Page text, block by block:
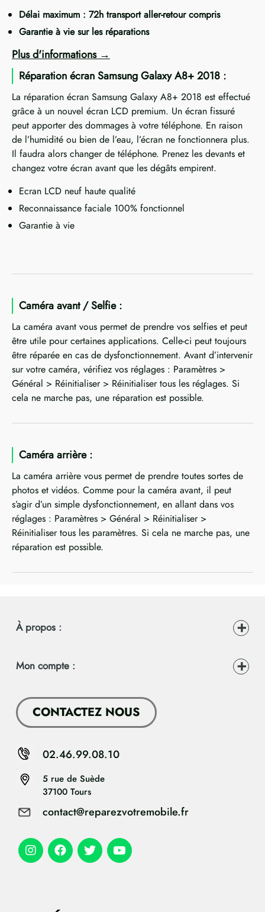
Délai maximum : 72h transport aller-retour compris
Garantie à vie sur les réparations
Plus d'informations
Réparation écran Samsung Galaxy A8+ 2018 :
La réparation écran Samsung Galaxy A8+ 2018 est effectué
grâce à un nouvel écran LCD premium. Un écran fissuré
peut apporter des dommages à votre téléphone. En raison
de l’humidité ou bien de l’eau, l’écran ne fonctionnera plus.
Il faudra alors changer de téléphone. Prenez les devants et
changez votre écran avant que les dégâts empirent.
Ecran LCD neuf haute qualité
Reconnaissance faciale 100% fonctionnel
Garantie à vie
Caméra avant / Selfie :
La caméra avant vous permet de prendre vos selfies et peut
être utile pour certaines applications. Celle-ci peut toujours
être réparée en cas de dysfonctionnement. Avant d’intervenir
sur votre caméra, vérifiez vos réglages : Paramètres >
Général > Réinitialiser > Réinitialiser tous les réglages. Si
cela ne marche pas, une réparation est possible.
Caméra arrière :
La caméra arrière vous permet de prendre toutes sortes de
photos et vidéos. Comme pour la caméra avant, il peut
s’agir d’un simple dysfonctionnement, en allant dans vos
réglages : Paramètres > Général > Réinitialiser >
Réinitialiser tous les paramètres. Si cela ne marche pas, une
réparation est possible.
À propos :
Mon compte :
CONTACTEZ NOUS
5 rue de Suède
37100 Tours
contact@reparezvotremobile.fr
02.46.99.08.10